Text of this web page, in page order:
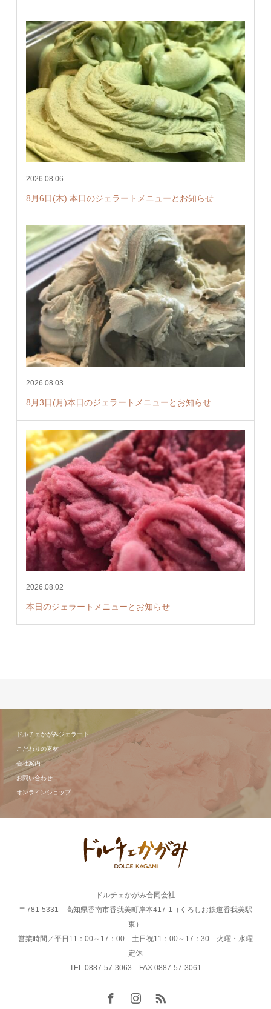
2026.08.06
8月6日(木) 本日のジェラートメニューとお知らせ
2026.08.03
8月3日(月)本日のジェラートメニューとお知らせ
2026.08.02
本日のジェラートメニューとお知らせ
ドルチェかがみジェラート
こだわりの素材
会社案内
お問い合わせ
オンラインショップ
ドルチェかがみ合同会社
〒781-5331 高知県香南市香我美町岸本417-1（くろしお鉄道香我美駅
東）
営業時間／平日11：00～17：00 土日祝11：00～17：30 火曜・水曜
定休
TEL.0887-57-3063 FAX.0887-57-3061